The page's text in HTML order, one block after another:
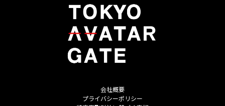
会社概要
プライバシーポリシー